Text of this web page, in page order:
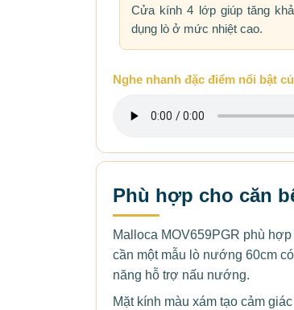
Cửa kính 4 lớp giúp tăng
dụng lò ở mức nhiệt cao.
Nghe nhanh đặc điểm nổi bật
Phù hợp cho căn
Malloca MOV659PGR phù
cần một mẫu lò nướng 60cm
năng hỗ trợ nấu nướng.
Mặt kính màu xám tạo cảm